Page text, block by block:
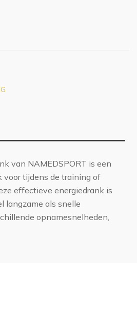
van NAMEDSPORT is een
voor tijdens de training of
effectieve energiedrank is
langzame als snelle
opnamesnelheden,